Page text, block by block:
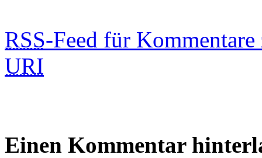
RSS-Feed für
URI
Einen Kommentar